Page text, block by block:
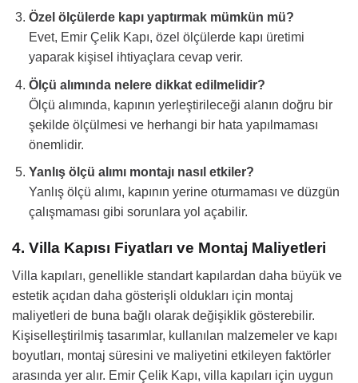
Özel ölçülerde kapı yaptırmak mümkün mü?
Evet, Emir Çelik Kapı, özel ölçülerde kapı üretimi
yaparak kişisel ihtiyaçlara cevap verir.
Ölçü alımında nelere dikkat edilmelidir?
Ölçü alımında, kapının yerleştirileceği alanın doğru bir
şekilde ölçülmesi ve herhangi bir hata yapılmaması
önemlidir.
Yanlış ölçü alımı montajı nasıl etkiler?
Yanlış ölçü alımı, kapının yerine oturmaması ve düzgün
çalışmaması gibi sorunlara yol açabilir.
4. Villa Kapısı Fiyatları ve Montaj Maliyetleri
Villa kapıları, genellikle standart kapılardan daha büyük ve
estetik açıdan daha gösterişli oldukları için montaj
maliyetleri de buna bağlı olarak değişiklik gösterebilir.
Kişiselleştirilmiş tasarımlar, kullanılan malzemeler ve kapı
boyutları, montaj süresini ve maliyetini etkileyen faktörler
arasında yer alır. Emir Çelik Kapı, villa kapıları için uygun